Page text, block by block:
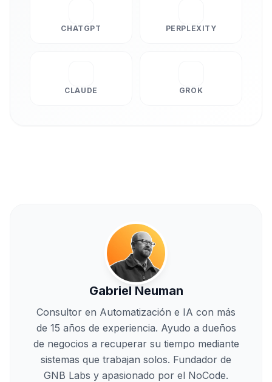
CHATGPT PERPLEXITY
CLAUDE GROK
Gabriel Neuman
Consultor en Automatización e IA con más
de 15 años de experiencia. Ayudo a dueños
de negocios a recuperar su tiempo mediante
sistemas que trabajan solos. Fundador de
GNB Labs y apasionado por el NoCode.